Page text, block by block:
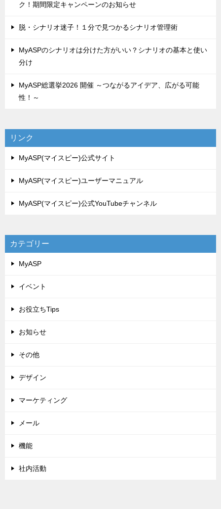
ク！期間限定キャンペーンのお知らせ
脱・シナリオ迷子！１分で見つかるシナリオ管理術
MyASPのシナリオは分けた方がいい？シナリオの基本と使い
分け
MyASP総選挙2026 開催 ～つながるアイデア、広がる可能
性！～
リンク
MyASP(マイスピー)公式サイト
MyASP(マイスピー)ユーザーマニュアル
MyASP(マイスピー)公式YouTubeチャンネル
カテゴリー
MyASP
イベント
お役立ちTips
お知らせ
その他
デザイン
マーケティング
メール
機能
社内活動